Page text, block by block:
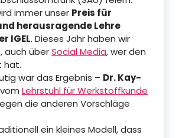
immer unser Preis für
herausragende Lehre
IGEL. Dieses Jahr haben wir
auch überSocial Media, wer den
hat.
war das Ergebnis – Dr. Kay-
vom Lehrstuhl für Werkstoffkunde
die anderen Vorschläge
ein kleines Modell, dass